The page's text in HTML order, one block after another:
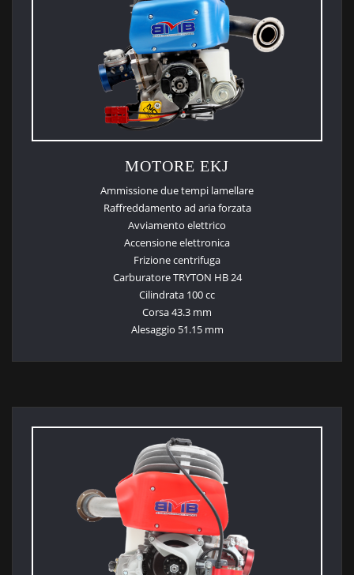
MOTORE EKJ
Ammissione due tempi lamellare
Raffreddamento ad aria forzata
Avviamento elettrico
Accensione elettronica
Frizione centrifuga
Carburatore TRYTON HB 24
Cilindrata 100 cc
Corsa 43.3 mm
Alesaggio 51.15 mm